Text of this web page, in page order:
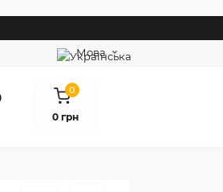
Мова
0
0 грн